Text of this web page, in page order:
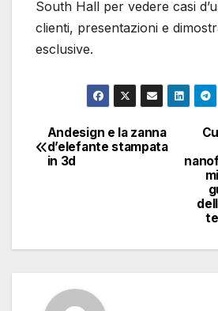
South Hall per vedere casi
clienti, presentazioni e
esclusive.
Navigazione
articoli
Andesign e la zanna
d’elefante stampata
in 3d